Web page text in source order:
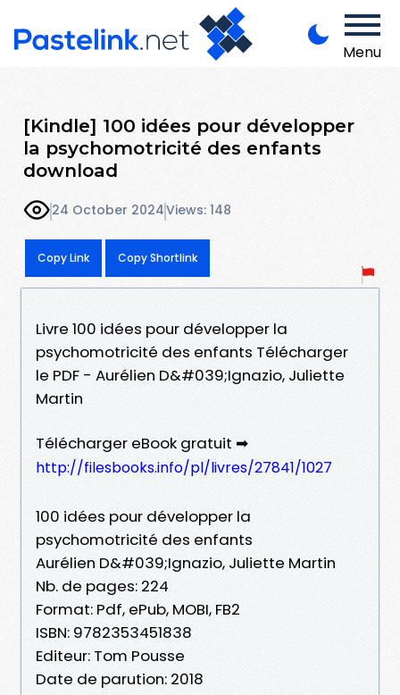
Menu
[Kindle] 100 idées pour développer
la psychomotricité des enfants
download
24 October 2024Views: 148
Copy Link Copy Shortlink
Livre 100 idées pour développer la
psychomotricité des enfants Télécharger
le PDF - Aurélien D&#039;Ignazio, Juliette
Martin
Télécharger eBook gratuit ➡
http://filesbooks.info/pl/livres/27841/1027
100 idées pour développer la
psychomotricité des enfants
Aurélien D&#039;Ignazio, Juliette Martin
Nb. de pages: 224
Format: Pdf, ePub, MOBI, FB2
ISBN: 9782353451838
Editeur: Tom Pousse
Date de parution: 2018